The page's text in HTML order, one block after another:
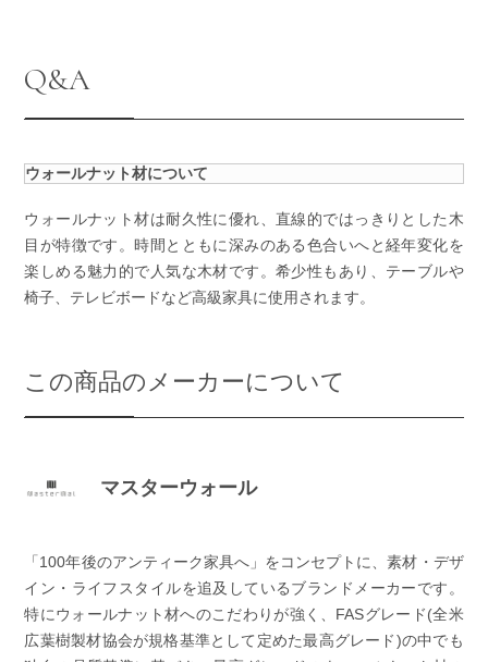
Q&A
ウォールナット材について
ウォールナット材は耐久性に優れ、直線的ではっきりとした木
目が特徴です。時間とともに深みのある色合いへと経年変化を
楽しめる魅力的で人気な木材です。希少性もあり、テーブルや
椅子、テレビボードなど高級家具に使用されます。
この商品のメーカーについて
マスターウォール
「100年後のアンティーク家具へ」をコンセプトに、素材・デザ
イン・ライフスタイルを追及しているブランドメーカーです。
特にウォールナット材へのこだわりが強く、FASグレード(全米
広葉樹製材協会が規格基準として定めた最高グレード)の中でも